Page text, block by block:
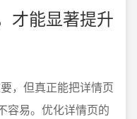
才能显著提升
，但真正能把详情页
容易。优化详情页的